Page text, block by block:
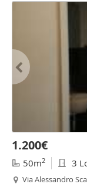
1.200€
50m2 3
Via Alessandro